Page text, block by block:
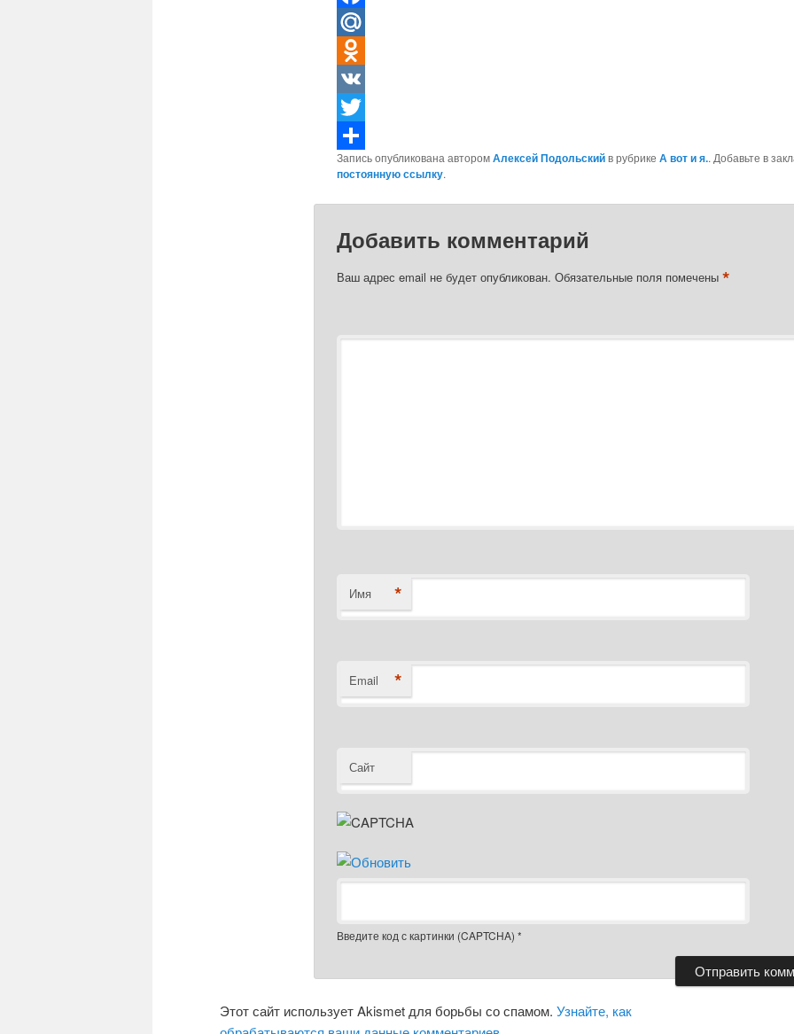
Facebook
Mail.Ru
Odnoklassniki
VK
Twitter
Отправить
Запись опубликована авторомАлексей Подольскийв рубрике А вот и я.. Добавьте в
постоянную ссылку.
Добавить комментарий
Ваш адрес email не будет опубликован. Обязательные поля помечены *
Имя *
Email *
Сайт
Введите код с картинки (CAPTCHA) *
Этот сайт использует Akismet для борьбы со спамом. Узнайте, как